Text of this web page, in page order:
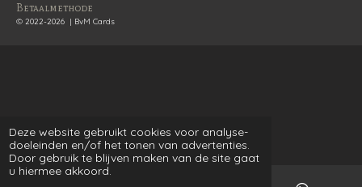
Deze website gebruikt cookies voor analyse-
doeleinden en/of het tonen van advertenties.
Door gebruik te blijven maken van de site gaat
u hiermee akkoord.
Betaalmethode
© 2022-2026 | BvM Cards